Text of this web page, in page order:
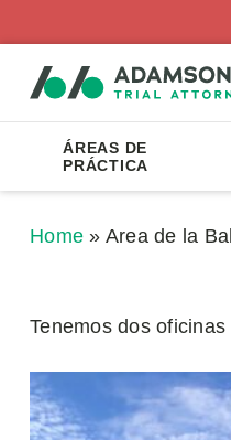
ÁREAS DE
PRÁCTICA
Home » Area de la
Tenemos dos